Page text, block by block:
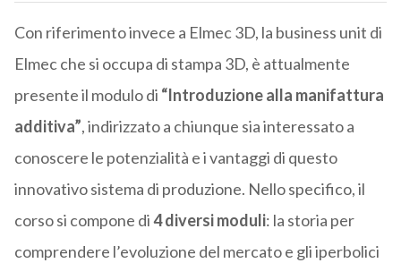
Con riferimento invece a Elmec 3D, la business unit di
Elmec che si occupa di stampa 3D, è attualmente
presente il modulo di “Introduzione alla manifattura
additiva”, indirizzato a chiunque sia interessato a
conoscere le potenzialità e i vantaggi di questo
innovativo sistema di produzione. Nello specifico, il
corso si compone di4 diversi moduli: la storia per
comprendere l’evoluzione del mercato e gli iperbolici